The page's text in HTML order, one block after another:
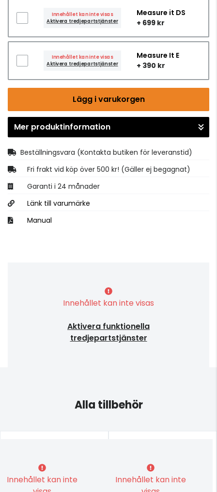
Innehållet kan inte visas
Aktivera tredjepartstjänster
Measure it DS
+ 699 kr
Innehållet kan inte visas
Aktivera tredjepartstjänster
Measure It E
+ 390 kr
Lägg i varukorgen
Gå till kassan
Mer produktinformation
Beställningsvara (Kontakta butiken för leveranstid)
Fri frakt vid köp över 500 kr! (Gäller ej begagnat)
Garanti i 24 månader
Länk till varumärke
Manual
Innehållet kan inte visas
Aktivera funktionella
tredjepartstjänster
Alla tillbehör
Innehållet kan inte
Innehållet kan inte